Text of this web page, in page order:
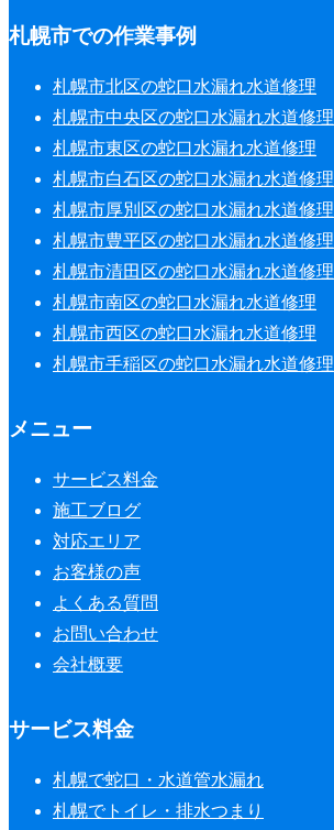
札幌市での作業事例
札幌市北区の蛇口水漏れ水道修理
札幌市中央区の蛇口水漏れ水道修理
札幌市東区の蛇口水漏れ水道修理
札幌市白石区の蛇口水漏れ水道修理
札幌市厚別区の蛇口水漏れ水道修理
札幌市豊平区の蛇口水漏れ水道修理
札幌市清田区の蛇口水漏れ水道修理
札幌市南区の蛇口水漏れ水道修理
札幌市西区の蛇口水漏れ水道修理
札幌市手稲区の蛇口水漏れ水道修理
メニュー
サービス料金
施工ブログ
対応エリア
お客様の声
よくある質問
お問い合わせ
会社概要
サービス料金
札幌で蛇口・水道管水漏れ
札幌でトイレ・排水つまり